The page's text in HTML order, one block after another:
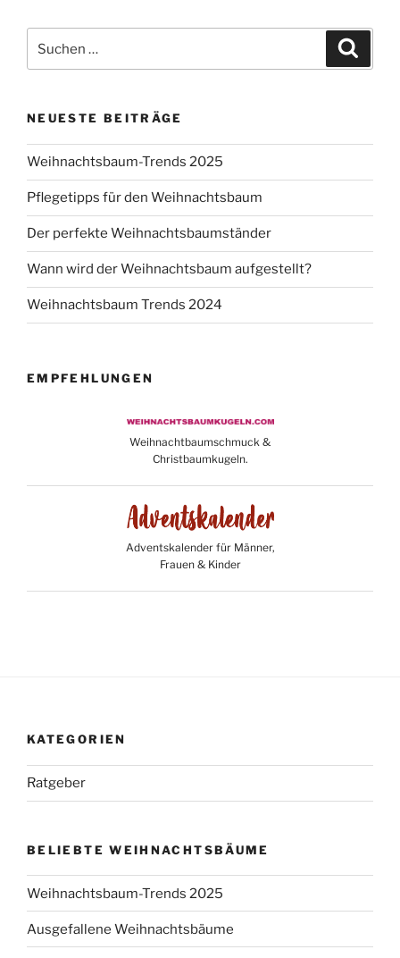
nach:
NEUESTE BEITRÄGE
Weihnachtsbaum-Trends 2025
Pflegetipps für den Weihnachtsbaum
Der perfekte Weihnachtsbaumständer
Wann wird der Weihnachtsbaum aufgestellt?
Weihnachtsbaum Trends 2024
EMPFEHLUNGEN
Weihnachtbaumschmuck &
Christbaumkugeln.
Adventskalender für Männer,
Frauen & Kinder
KATEGORIEN
Ratgeber
BELIEBTE WEIHNACHTSBÄUME
Weihnachtsbaum-Trends 2025
Ausgefallene Weihnachtsbäume